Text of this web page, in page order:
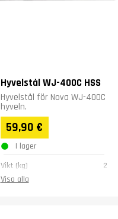
Hyvelstål WJ-400C HSS
Hyvelstål för Nova WJ-400C
hyveln.
59,90 €
I lager
Vikt (kg)
2
Visa alla